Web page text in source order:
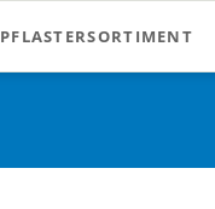
PFLASTERSORTIMENT